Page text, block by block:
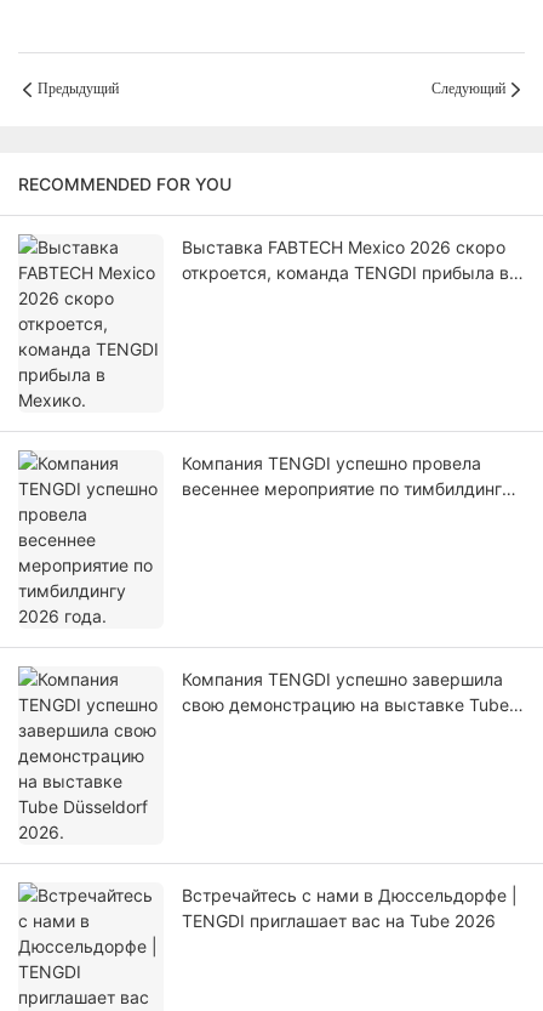
Предыдущий Следующий
RECOMMENDED FOR YOU
Выставка FABTECH Mexico 2026 скоро
откроется, команда TENGDI прибыла в
Компания TENGDI успешно провела
весеннее мероприятие по тимбилдингу
Компания TENGDI успешно завершила
свою демонстрацию на выставке Tube
Встречайтесь с нами в Дюссельдорфе |
TENGDI приглашает вас на Tube 2026